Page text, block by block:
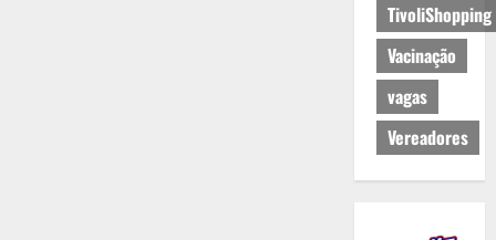
TivoliShopping
Vacinação
vagas
Vereadores